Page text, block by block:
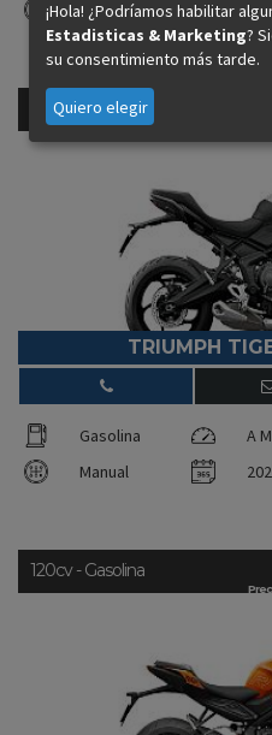
Manual
81cv - Gasolina
TRIUMPH
Gasolina A
Manual
120cv - Gasolina
¡Hola! ¿Podríamos habilitar
Estadisticas & Marketing?
su consentimiento más tarde.
Quiero elegir